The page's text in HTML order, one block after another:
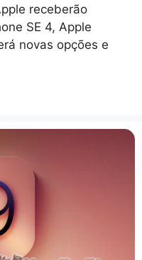
receberão
SE 4, Apple
novas opções e